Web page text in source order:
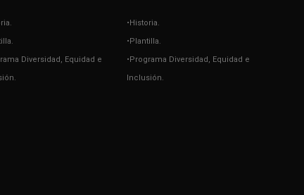
Diversidad, Equidad e
•Historia.
•Plantilla.
•Programa Diversidad, Equidad e
Inclusión.